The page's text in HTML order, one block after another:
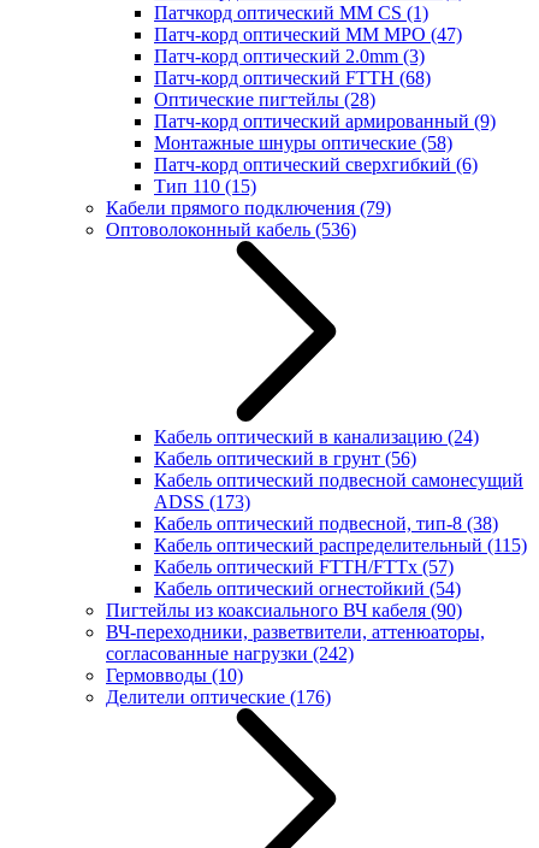
Патчкорд оптический MM CS (1)
Патч-корд оптический MM MPO (47)
Патч-корд оптический 2.0mm (3)
Патч-корд оптический FTTH (68)
Оптические пигтейлы (28)
Патч-корд оптический армированный (9)
Монтажные шнуры оптические (58)
Патч-корд оптический сверхгибкий (6)
Тип 110 (15)
Кабели прямого подключения (79)
Оптоволоконный кабель (536)
Кабель оптический в канализацию (24)
Кабель оптический в грунт (56)
Кабель оптический подвесной самонесущий
ADSS (173)
Кабель оптический подвесной, тип-8 (38)
Кабель оптический распределительный (115)
Кабель оптический FTTH/FTTx (57)
Кабель оптический огнестойкий (54)
Пигтейлы из коаксиального ВЧ кабеля (90)
ВЧ-переходники, разветвители, аттенюаторы,
согласованные нагрузки (242)
Гермовводы (10)
Делители оптические (176)